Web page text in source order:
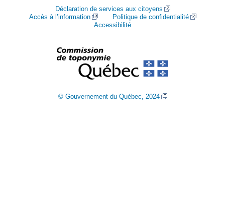
Déclaration de services aux citoyens
Accès à l’information
Politique de confidentialité
Accessibilité
© Gouvernement du Québec, 2024